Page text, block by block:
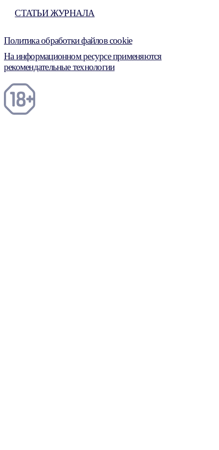
СТАТЬИ ЖУРНАЛА
Политика обработки файлов cookie
На информационном ресурсе применяются
рекомендательные технологии